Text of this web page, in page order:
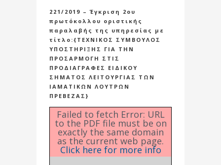
221/2019 – Έγκριση 2ου
πρωτόκολλου οριστικής
παραλαβής της υπηρεσίας με
τίτλο:{ΤΕΧΝΙΚΟΣ ΣΥΜΒΟΥΛΟΣ
ΥΠΟΣΤΗΡΙΞΗΣ ΓΙΑ ΤΗΝ
ΠΡΟΣΑΡΜΟΓΗ ΣΤΙΣ
ΠΡΟΔΙΑΓΡΑΦΕΣ ΕΙΔΙΚΟΥ
ΣΗΜΑΤΟΣ ΛΕΙΤΟΥΡΓΙΑΣ ΤΩΝ
ΙΑΜΑΤΙΚΩΝ ΛΟΥΤΡΩΝ
ΠΡΕΒΕΖΑΣ}
Failed to fetch Error: URL
to the PDF file must be on
exactly the same domain
as the current web page.
Click here for more info